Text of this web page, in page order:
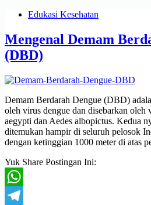
Edukasi Kesehatan
Mengenal Demam
(DBD)
Demam Berdarah Dengue (DBD)
oleh virus dengue dan disebarkan oleh
aegypti dan Aedes albopictus. Kedua
ditemukan hampir di seluruh pelosok
dengan ketinggian 1000 meter di atas
Yuk Share Postingan Ini:
WhatsApp